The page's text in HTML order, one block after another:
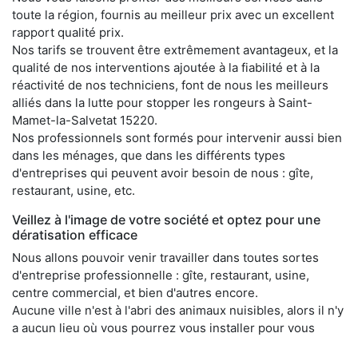
toute la région, fournis au meilleur prix avec un excellent
rapport qualité prix.
Nos tarifs se trouvent être extrêmement avantageux, et la
qualité de nos interventions ajoutée à la fiabilité et à la
réactivité de nos techniciens, font de nous les meilleurs
alliés dans la lutte pour stopper les rongeurs à Saint-
Mamet-la-Salvetat 15220.
Nos professionnels sont formés pour intervenir aussi bien
dans les ménages, que dans les différents types
d'entreprises qui peuvent avoir besoin de nous : gîte,
restaurant, usine, etc.
Veillez à l'image de votre société et optez pour une
dératisation efficace
Nous allons pouvoir venir travailler dans toutes sortes
d'entreprise professionnelle : gîte, restaurant, usine,
centre commercial, et bien d'autres encore.
Aucune ville n'est à l'abri des animaux nuisibles, alors il n'y
a aucun lieu où vous pourrez vous installer pour vous